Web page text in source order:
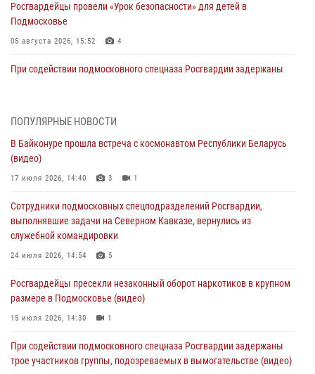
Росгвардейцы провели «Урок безопасности» для детей в
Подмосковье
05 августа 2026, 15:52 4
При содействии подмосковного спецназа Росгвардии задержаны
05 августа 2026, 15:48 1
Сотрудники спецподразделения подмосковного главка Росгвардии
отработали навыки огневой подготовки на комплексных учениях
04 августа 2026, 12:21
За прошедший месяц росгвардейцы 7386 раз выезжали по
сигналам «Тревога» с охраняемых объектов в Подмосковье
04 августа 2026, 12:15
(видео)
03 августа 2026, 15:32 1
«семейным подрядом» в Подмосковье (видео)
03 августа 2026, 15:08
ПОПУЛЯРНЫЕ НОВОСТИ
В Байконуре прошла встреча с космонавтом Республики Беларусь
(видео)
17 июля 2026, 14:40 3 1
Сотрудники подмосковных спецподразделений Росгвардии,
выполнявшие задачи на Северном Кавказе, вернулись из
служебной командировки
24 июля 2026, 14:54 5
Росгвардейцы пресекли незаконный оборот наркотиков в крупном
размере в Подмосковье (видео)
15 июля 2026, 14:30 1
При содействии подмосковного спецназа Росгвардии задержаны
трое участников группы, подозреваемых в вымогательстве (видео)